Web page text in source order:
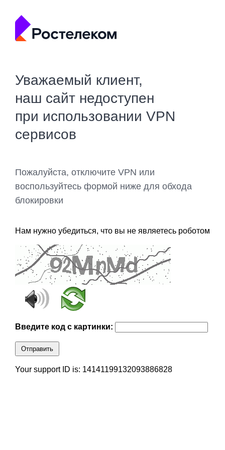
Уважаемый клиент,
наш сайт недоступен
при использовании VPN
сервисов
Пожалуйста, отключите VPN или
воспользуйтесь формой ниже для обхода
блокировки
Нам нужно убедиться, что вы не являетесь роботом
Введите код с картинки:
Отправить
Your support ID is: 14141199132093886828